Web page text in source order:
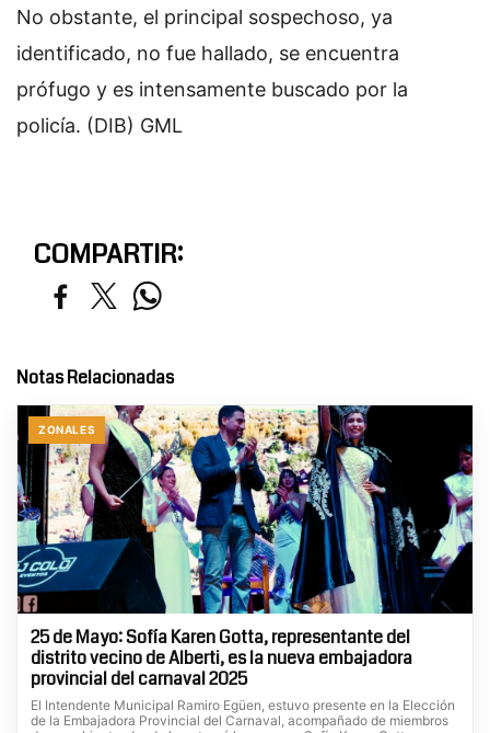
No obstante, el principal sospechoso, ya
identificado, no fue hallado, se encuentra
prófugo y es intensamente buscado por la
policía. (DIB) GML
COMPARTIR:
Notas Relacionadas
ZONALES
25 de Mayo: Sofía Karen Gotta, representante del
distrito vecino de Alberti, es la nueva embajadora
provincial del carnaval 2025
El Intendente Municipal Ramiro Egüen, estuvo presente en la Elección
de la Embajadora Provincial del Carnaval, acompañado de miembros